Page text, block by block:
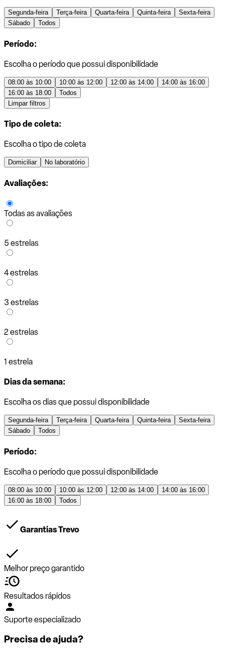
Segunda-feira Terça-feira Quarta-feira Quinta-feira
Sexta-feira
Sábado
Todos
Período:
Escolha o período que possui disponibilidade
08:00 às 10:00 10:00 às 12:00 12:00 às 14:00
14:00 às 16:00
16:00 às 18:00
Todos
Limpar filtros
Tipo de coleta:
Escolha o tipo de coleta
Domiciliar No laboratório
Avaliações:
Todas as avaliações
5 estrelas
4 estrelas
3 estrelas
2 estrelas
1 estrela
Dias da semana:
Escolha os dias que possui disponibilidade
Segunda-feira Terça-feira Quarta-feira Quinta-feira
Sexta-feira
Sábado
Todos
Período:
Escolha o período que possui disponibilidade
08:00 às 10:00 10:00 às 12:00 12:00 às 14:00
14:00 às 16:00
16:00 às 18:00
Todos
Garantias Trevo
Melhor preço garantido
Resultados rápidos
Suporte especializado
Precisa de ajuda?